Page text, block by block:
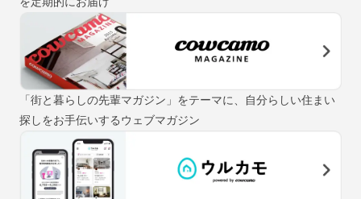
「街と暮らしの先輩マガジン」をテーマに、自分らしい住まい
探しをお手伝いするウェブマガジン